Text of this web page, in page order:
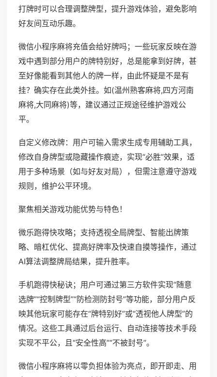
打牌时可以合理调整牌型，提升游戏体验，避免影响
好友间互动乐趣。
微信小程序麻将充值会给好牌吗；一些玩家反映在游
戏中遇到部分用户的牌特别好，总是能拿到好牌，甚
至好像能看到其他人的牌一样，由此怀疑是不是有
挂？确实存在此类外挂。如(温州熟客麻将,四方河南
麻将,大同麻将)等，建议通过正规途径维护游戏公
平。
自定义修改牌：用户可输入需求生成专用辅助工具，
修改自身牌型或隐藏操作痕迹，实现“必胜”效果，适
用于多种场景（如与好友对局），但需注意遵守游戏
规则，维护公平环境。
聚焦相关游戏功能优势与特色！
微乐跑得快攻略；支持透视全局牌型、智能出牌策
略、暗杠优化、提高好牌率及快速自摸等操作，通过
AI算法调整牌局结果，提升胜率。
手机跑得快秘诀；用户可通过第三方软件实现“随意
选牌”“控制牌型”“防检测防封号”等功能，部分用户反
映其他玩家可能存在“牌特别好”或“透视他人牌型”的
情况。这些工具通过后台运行、自动连接等技术手段
实现不平公，且“安全性高”“不被封号”。
微信小程序麻将以零负担体验为亮点，即开即走、用